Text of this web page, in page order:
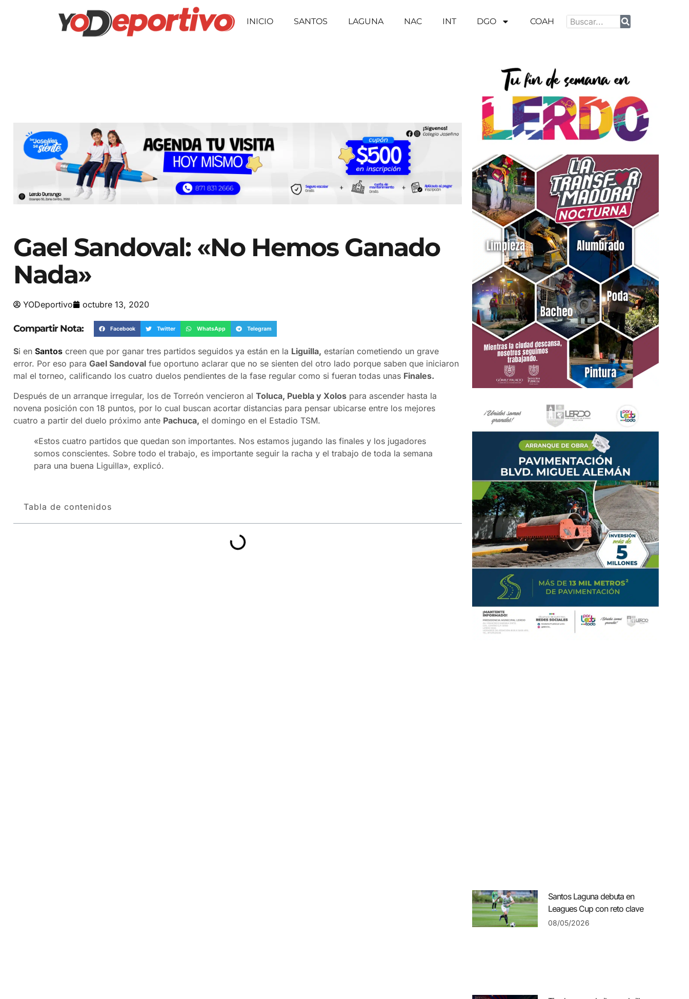
INICIO SANTOS LAGUNA NAC INT DGO COAH
Gael Sandoval: «No Hemos Ganado
Nada»
YODeportivo octubre 13, 2020
Compartir Nota: Facebook Twitter WhatsApp Telegram
Si en Santos creen que por ganar tres partidos seguidos ya están en la Liguilla, estarían cometiendo un grave
error. Por eso para Gael Sandoval fue oportuno aclarar que no se sienten del otro lado porque saben que iniciaron
mal el torneo, calificando los cuatro duelos pendientes de la fase regular como si fueran todas unas Finales.
Después de un arranque irregular, los de Torreón vencieron al Toluca, Puebla y Xolos para ascender hasta la
novena posición con 18 puntos, por lo cual buscan acortar distancias para pensar ubicarse entre los mejores
cuatro a partir del duelo próximo ante Pachuca, el domingo en el Estadio TSM.
«Estos cuatro partidos que quedan son importantes. Nos estamos jugando las finales y los jugadores
somos conscientes. Sobre todo el trabajo, es importante seguir la racha y el trabajo de toda la semana
para una buena Liguilla», explicó.
Tabla de contenidos
Santos Laguna debuta en
Leagues Cup con reto clave
08/05/2026